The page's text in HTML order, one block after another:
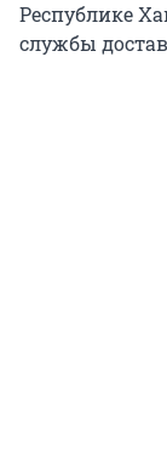
Республике
службы